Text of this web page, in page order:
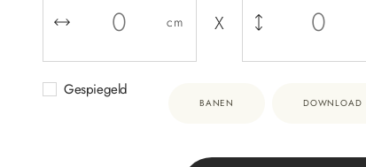
cm X
Gespiegeld
BANEN DOWNLOAD